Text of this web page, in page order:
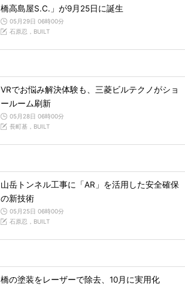
橋高島屋S.C.」が9月25日に誕生
05月29日 06時00分
石原忍，BUILT
VRでお悩み解決体験も、三菱ビルテクノがショ
ールーム刷新
05月28日 06時00分
長町基，BUILT
山岳トンネル工事に「AR」を活用した安全確保
の新技術
05月25日 06時00分
石原忍，BUILT
橋の塗装をレーザーで除去、10月に実用化